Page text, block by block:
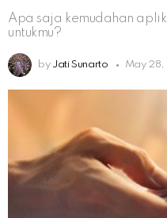
Apa saja kemudahan
untukmu?
by Jati Sunarto May